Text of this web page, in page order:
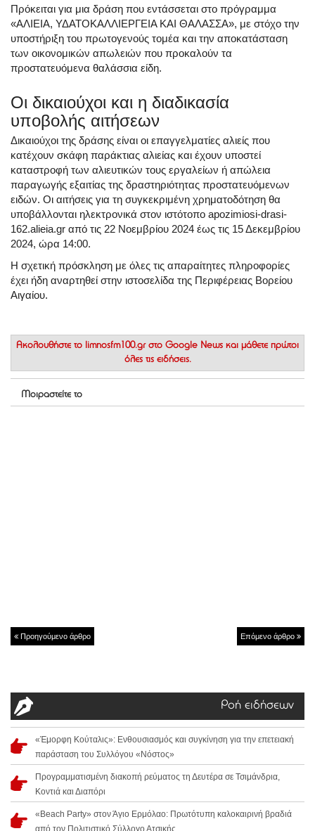
Πρόκειται για μια δράση που εντάσσεται στο πρόγραμμα
«ΑΛΙΕΙΑ, ΥΔΑΤΟΚΑΛΛΙΕΡΓΕΙΑ ΚΑΙ ΘΑΛΑΣΣΑ», με στόχο την
υποστήριξη του πρωτογενούς τομέα και την αποκατάσταση
των οικονομικών απωλειών που προκαλούν τα
προστατευόμενα θαλάσσια είδη.
Οι δικαιούχοι και η διαδικασία
υποβολής αιτήσεων
Δικαιούχοι της δράσης είναι οι επαγγελματίες αλιείς που
κατέχουν σκάφη παράκτιας αλιείας και έχουν υποστεί
καταστροφή των αλιευτικών τους εργαλείων ή απώλεια
παραγωγής εξαιτίας της δραστηριότητας προστατευόμενων
ειδών. Οι αιτήσεις για τη συγκεκριμένη χρηματοδότηση θα
υποβάλλονται ηλεκτρονικά στον ιστότοπο apozimiosi-drasi-
162.alieia.gr από τις 22 Νοεμβρίου 2024 έως τις 15 Δεκεμβρίου
2024, ώρα 14:00.
Η σχετική πρόσκληση με όλες τις απαραίτητες πληροφορίες
έχει ήδη αναρτηθεί στην ιστοσελίδα της Περιφέρειας Βορείου
Αιγαίου.
Ακολουθήστε το limnosfm100.gr στο Google News και μάθετε πρώτοι
όλες τις ειδήσεις.
Μοιραστείτε το
Προηγούμενο άρθρο Επόμενο άρθρο
Ροή ειδήσεων
«Έμορφη Κούταλις»: Ενθουσιασμός και συγκίνηση για την επετειακή
παράσταση του Συλλόγου «Νόστος»
Προγραμματισμένη διακοπή ρεύματος τη Δευτέρα σε Τσιμάνδρια,
Κοντιά και Διαπόρι
«Beach Party» στον Άγιο Ερμόλαο: Πρωτότυπη καλοκαιρινή βραδιά